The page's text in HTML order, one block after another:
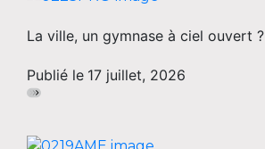
La ville, un gymnase à ciel ouvert ?
Publié le 17 juillet, 2026